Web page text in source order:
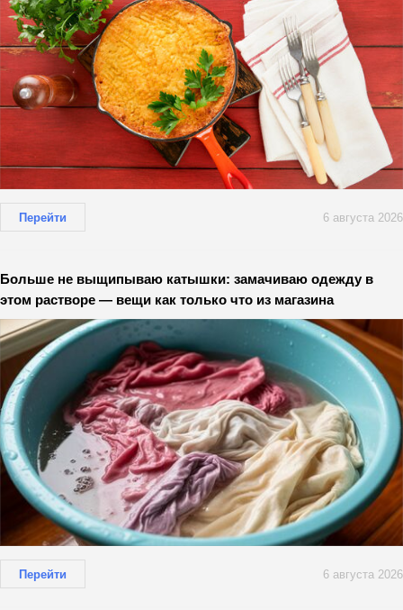
Перейти 6 августа 2026
Больше не выщипываю катышки: замачиваю одежду в
этом растворе — вещи как только что из магазина
Перейти 6 августа 2026